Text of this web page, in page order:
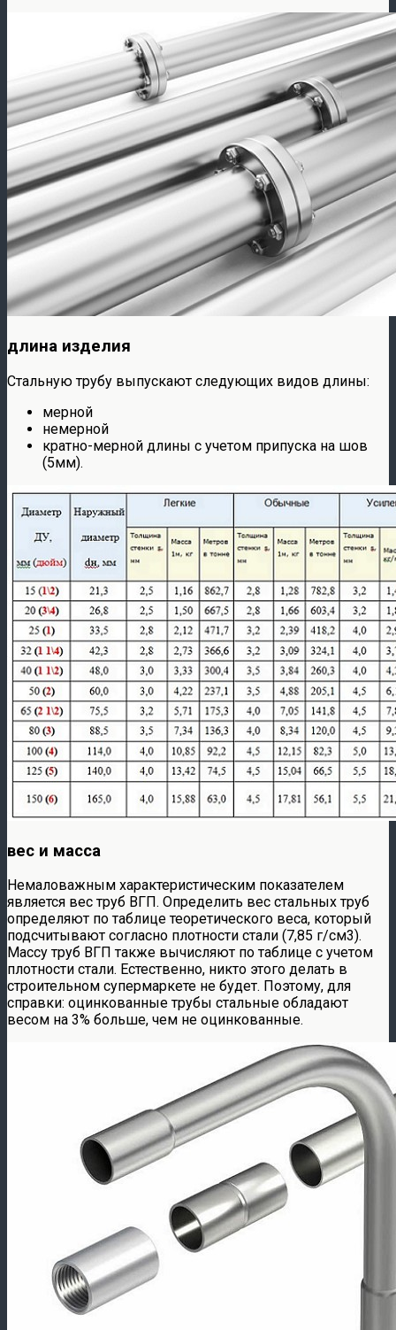
длина изделия
Стальную трубу выпускают следующих видов длины:
мерной
немерной
кратно-мерной длины с учетом припуска на шов
(5мм).
вес и масса
Немаловажным характеристическим показателем
является вес труб ВГП. Определить вес стальных труб
определяют по таблице теоретического веса, который
подсчитывают согласно плотности стали (7,85 г/см3).
Массу труб ВГП также вычисляют по таблице с учетом
плотности стали. Естественно, никто этого делать в
строительном супермаркете не будет. Поэтому, для
справки: оцинкованные трубы стальные обладают
весом на 3% больше, чем не оцинкованные.